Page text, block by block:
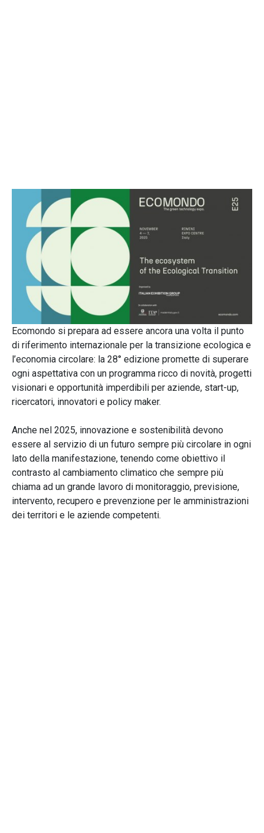
Ecomondo si prepara ad essere ancora una volta il punto
di riferimento internazionale per la transizione ecologica e
l’economia circolare: la 28° edizione promette di superare
ogni aspettativa con un programma ricco di novità, progetti
visionari e opportunità imperdibili per aziende, start-up,
ricercatori, innovatori e policy maker.
Anche nel 2025, innovazione e sostenibilità devono
essere al servizio di un futuro sempre più circolare in ogni
lato della manifestazione, tenendo come obiettivo il
contrasto al cambiamento climatico che sempre più
chiama ad un grande lavoro di monitoraggio, previsione,
intervento, recupero e prevenzione per le amministrazioni
dei territori e le aziende competenti.